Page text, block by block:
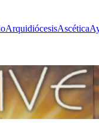
ArquidiócesisAscética